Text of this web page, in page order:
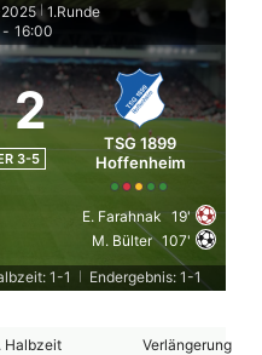
| 1.Runde
- 16:00
2
3-5
TSG 1899
Hoffenheim
E. Farahnak 19'
M. Bülter 107'
1-1 Endergebnis: 1-1
Halbzeit Verlängerung